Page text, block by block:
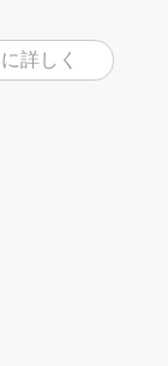
詳しく